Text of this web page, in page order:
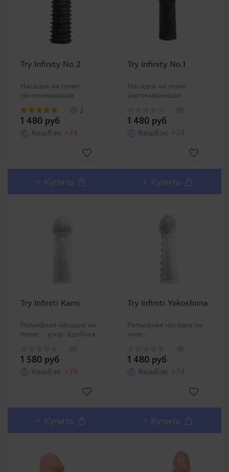
Try Infinity No.2
Насадка на пенис
увеличивающая
на член от компании
PRIME будет приятно
стимулировать стенки
партнерши. Подходит
полового члена. ..
2
1 480 руб
Кешбэк +74
+ Купить
Try Infinity No.1
Насадка на пенис
увеличивающая
PRIME будет приятно
стимулировать стенки
партнерши. Подходит
полового члена. ..
1 480 руб
Кешбэк +74
+ Купить
Try Infiniti Kami
Рельефная насадка на
пенис - узор. Удобная
Вашей женщине
благодаря
рельефу. Достойный
представитель товаров
для поддержки мужчин
и сексуально..
1 580 руб
Кешбэк +79
+ Купить
Try Infiniti Yokoshima
Рельефная насадка на
член -
стимулирующим
рельефом в виде
палитру ощущений
Разнообразьте и
скрасьте Ваш
романтичес..
1 480 руб
Кешбэк +74
+ Купить